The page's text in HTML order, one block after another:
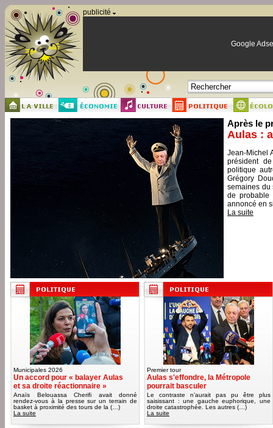
publicité
Google
Après le
Aulas :
Jean-Michel
président
politique
Grégory
semaines du
de probable
annoncé en
La suite
Municipales 2026
Un accord pour « balayer Aulas
et sa droite réactionnaire »
Anaïs Belouassa Cherifi avait donné
rendez-vous à la presse sur un terrain de
basket à proximité des tours de la (…)
La suite
Premier tour
Aulas s'effondre, la Métropole
pourrait basculer
Le contraste n’aurait pas pu être plus
saisissant : une gauche euphorique, une
droite catastrophée. Les autres (…)
La suite
Panneau de gestion des cookies